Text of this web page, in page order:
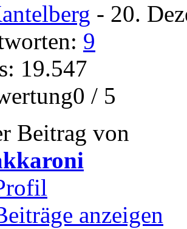
- 20.
9
19.547
/ 5
Beitrag von
anzeigen